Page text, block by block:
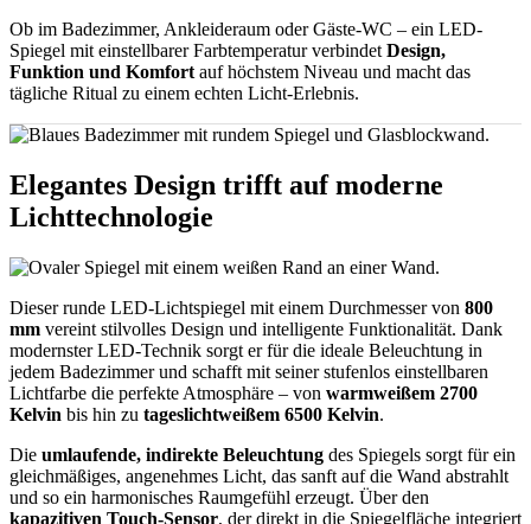
Ob im Badezimmer, Ankleideraum oder Gäste-WC – ein LED-
Spiegel mit einstellbarer Farbtemperatur verbindet Design,
Funktion und Komfort auf höchstem Niveau und macht das
tägliche Ritual zu einem echten Licht-Erlebnis.
Elegantes Design trifft auf moderne
Lichttechnologie
Dieser runde LED-Lichtspiegel mit einem Durchmesser von 800
mm vereint stilvolles Design und intelligente Funktionalität. Dank
modernster LED-Technik sorgt er für die ideale Beleuchtung in
jedem Badezimmer und schafft mit seiner stufenlos einstellbaren
Lichtfarbe die perfekte Atmosphäre – von warmweißem 2700
Kelvin bis hin zu tageslichtweißem 6500 Kelvin.
Die umlaufende, indirekte Beleuchtung des Spiegels sorgt für ein
gleichmäßiges, angenehmes Licht, das sanft auf die Wand abstrahlt
und so ein harmonisches Raumgefühl erzeugt. Über den
kapazitiven Touch-Sensor, der direkt in die Spiegelfläche integriert